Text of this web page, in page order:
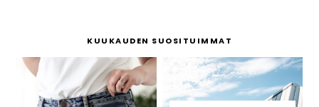
KUUKAUDEN SUOSITUIMMAT